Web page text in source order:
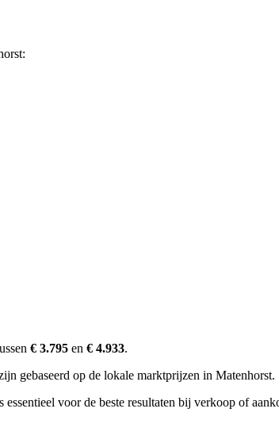
€ 3.795 en € 4.933.
gebaseerd op de lokale marktprijzen in Matenhorst.
voor de beste resultaten bij verkoop of